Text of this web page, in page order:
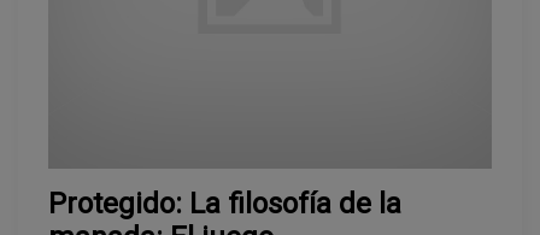
Protegido: La filosofía de la